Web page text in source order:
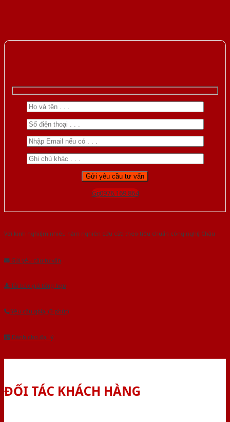
Gọi 0976.169.864
Với kinh nghiệm nhiêu năm nghiên cứu cửa theo tiêu chuẩn công nghệ Châu
Gửi yêu cầu tư vấn
Tải báo giá tổng hợp
Yêu cầu gọi lại (3 phút)
Dành cho đại lý
ĐỐI TÁC KHÁCH HÀNG